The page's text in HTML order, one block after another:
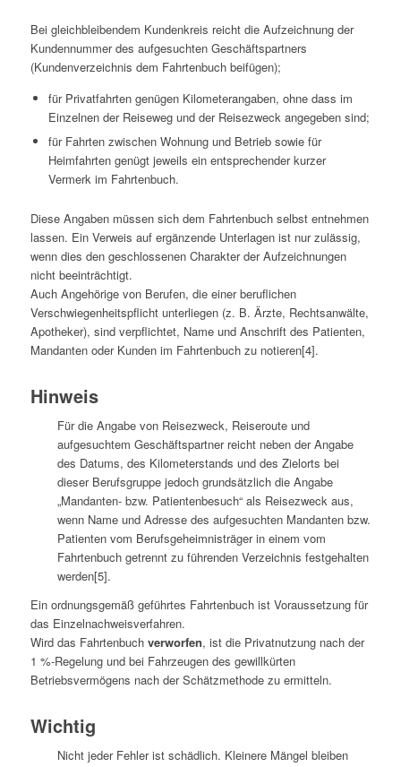
Bei gleichbleibendem Kundenkreis reicht die Aufzeichnung der
Kundennummer des aufgesuchten Geschäftspartners
(Kundenverzeichnis dem Fahrtenbuch beifügen);
für Privatfahrten genügen Kilometerangaben, ohne dass im
Einzelnen der Reiseweg und der Reisezweck angegeben sind;
für Fahrten zwischen Wohnung und Betrieb sowie für
Heimfahrten genügt jeweils ein entsprechender kurzer
Vermerk im Fahrtenbuch.
Diese Angaben müssen sich dem Fahrtenbuch selbst entnehmen
lassen. Ein Verweis auf ergänzende Unterlagen ist nur zulässig,
wenn dies den geschlossenen Charakter der Aufzeichnungen
nicht beeinträchtigt.
Auch Angehörige von Berufen, die einer beruflichen
Verschwiegenheitspflicht unterliegen (z. B. Ärzte, Rechtsanwälte,
Apotheker), sind verpflichtet, Name und Anschrift des Patienten,
Mandanten oder Kunden im Fahrtenbuch zu notieren[4].
Hinweis
Für die Angabe von Reisezweck, Reiseroute und
aufgesuchtem Geschäftspartner reicht neben der Angabe
des Datums, des Kilometerstands und des Zielorts bei
dieser Berufsgruppe jedoch grundsätzlich die Angabe
„Mandanten- bzw. Patientenbesuch“ als Reisezweck aus,
wenn Name und Adresse des aufgesuchten Mandanten bzw.
Patienten vom Berufsgeheimnisträger in einem vom
Fahrtenbuch getrennt zu führenden Verzeichnis festgehalten
werden[5].
Ein ordnungsgemäß geführtes Fahrtenbuch ist Voraussetzung für
das Einzelnachweisverfahren.
Wird das Fahrtenbuch verworfen, ist die Privatnutzung nach der
1 %-Regelung und bei Fahrzeugen des gewillkürten
Betriebsvermögens nach der Schätzmethode zu ermitteln.
Wichtig
Nicht jeder Fehler ist schädlich. Kleinere Mängel bleiben